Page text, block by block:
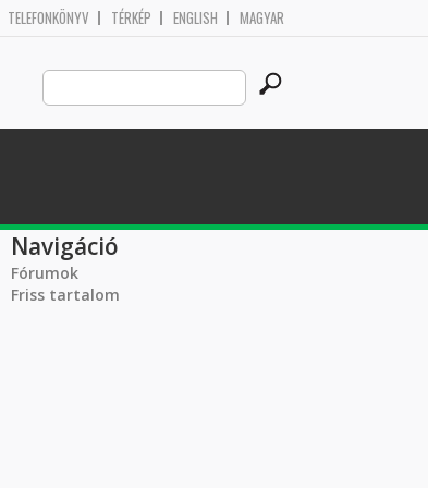
TELEFONKÖNYV TÉRKÉP ENGLISH MAGYAR
Search
this
site
Navigáció
Fórumok
Friss tartalom